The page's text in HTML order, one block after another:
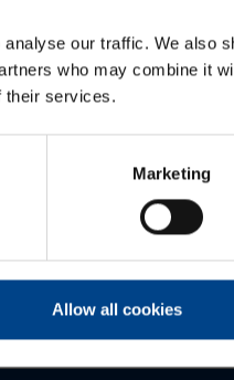
our traffic. We also
who may combine it
their services.
Marketing
Allow all cookies
ERIPAKKUMINE
JA VÕRGU KVALITEET
Victron Energy